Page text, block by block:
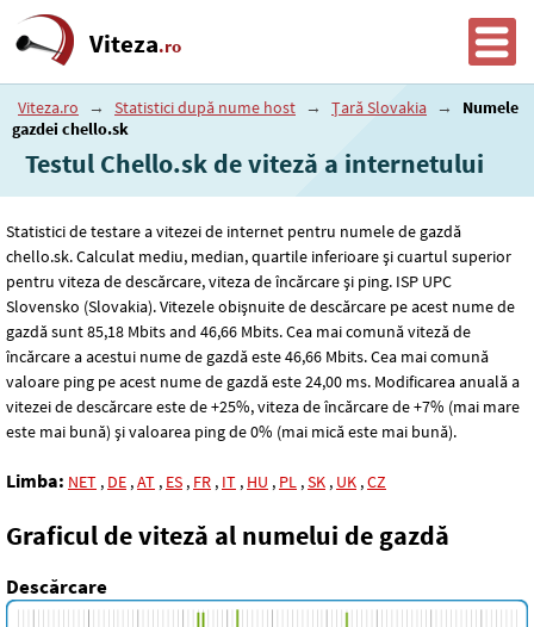
Viteza.ro
Viteza.ro → Statistici după nume host → Țară Slovakia →
Numele
gazdei chello.sk
Testul Chello.sk de viteză a internetului
Statistici de testare a vitezei de internet pentru numele de gazdă
chello.sk. Calculat mediu, median, quartile inferioare și cuartul superior
pentru viteza de descărcare, viteza de încărcare și ping. ISP UPC
Slovensko (Slovakia). Vitezele obișnuite de descărcare pe acest nume de
gazdă sunt 85,18 Mbits and 46,66 Mbits. Cea mai comună viteză de
încărcare a acestui nume de gazdă este 46,66 Mbits. Cea mai comună
valoare ping pe acest nume de gazdă este 24,00 ms. Modificarea anuală a
vitezei de descărcare este de +25%, viteza de încărcare de +7% (mai mare
este mai bună) și valoarea ping de 0% (mai mică este mai bună).
Limba: NET , DE ,AT , ES , FR , IT , HU , PL ,SK , UK ,CZ
Graficul de viteză al numelui de gazdă
Descărcare